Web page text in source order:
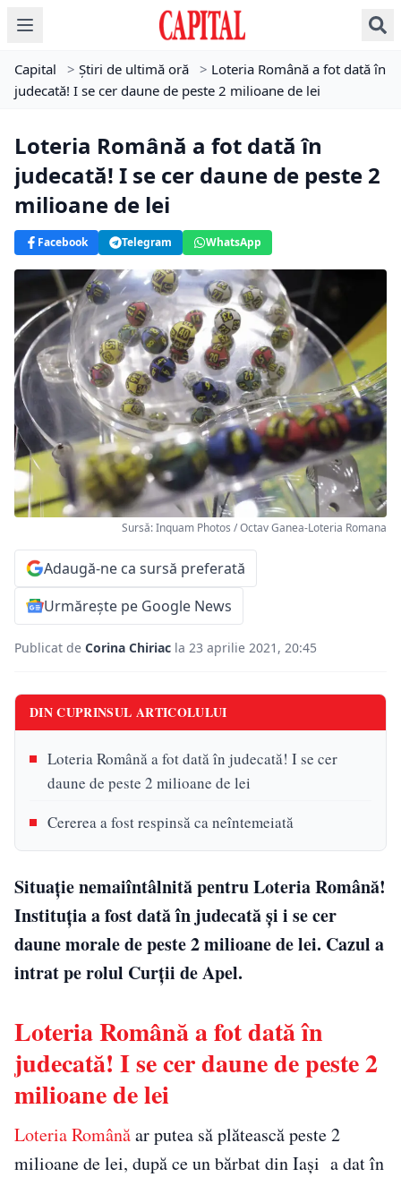
Capital > Știri de ultimă oră > Loteria Română a fot dată în
judecată! I se cer daune de peste 2 milioane de lei
Loteria Română a fot dată în
judecată! I se cer daune de peste 2
milioane de lei
Facebook Telegram WhatsApp
Sursă: Inquam Photos / Octav Ganea-Loteria Romana
Adaugă-ne ca sursă preferată
Urmărește pe Google News
Publicat de Corina Chiriac la 23 aprilie 2021, 20:45
DIN CUPRINSUL ARTICOLULUI
Loteria Română a fot dată în judecată! I se cer
daune de peste 2 milioane de lei
Cererea a fost respinsă ca neîntemeiată
Situație nemaiîntâlnită pentru Loteria Română!
Instituția a fost dată în judecată și i se cer
daune morale de peste 2 milioane de lei. Cazul a
intrat pe rolul Curții de Apel.
Loteria Română a fot dată în
judecată! I se cer daune de peste 2
milioane de lei
Loteria Românăar putea să plătească peste 2
milioane de lei, după ce un bărbat din Iași a dat în